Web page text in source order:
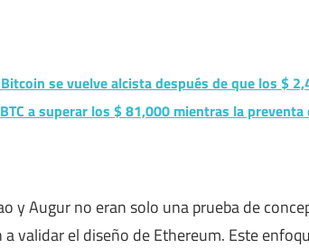
se vuelve alcista después de que los $
a superar los $ 81,000 mientras la preventa
y Augur no eran solo una prueba de
validar el diseño de Ethereum. Este